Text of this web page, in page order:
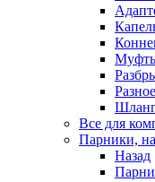
Разное
Все для
Парники,
Назад